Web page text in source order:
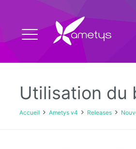
Utilisation du
Accueil Ametys v4 Releases